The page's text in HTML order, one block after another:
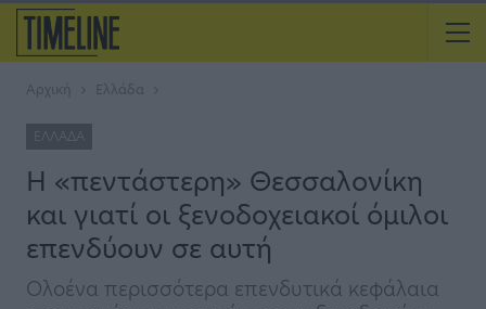
Αρχική Ελλάδα
ΕΛΛΆΔΑ
Η «πεντάστερη» Θεσσαλονίκη
και γιατί οι ξενοδοχειακοί όμιλοι
επενδύουν σε αυτή
Ολοένα περισσότερα επενδυτικά κεφάλαια